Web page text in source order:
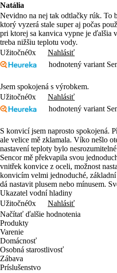
Natália
Nevidno na nej tak odtlačky rúk. To
ktorý vyzerá stale super aj počas
pri ktorej sa kanvica vypne je ďalšia
treba nižšiu teplotu vody.
Užitočné0x
Nahlásiť
hodnotený variant
Jsem spokojená s výrobkem.
Užitočné0x
Nahlásiť
hodnotený variant
S konvicí jsem naprosto spokojená.
ale velice mě zklamala. Víko nešlo
nastavení teploty bylo
Sencor mě překvapila svou
vnitřek konvice z oceli, možnost
konvicím velmi jednoduché,
dá nastavit plusem nebo mínusem.
Ukazatel vodní hladiny
Užitočné0x
Nahlásiť
Načítať ďalšie hodnotenia
Produkty
Varenie
Domácnosť
Osobná starostlivosť
Zábava
Príslušenstvo